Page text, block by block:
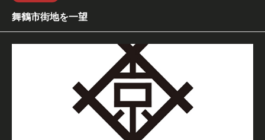
舞鶴市街地を一望